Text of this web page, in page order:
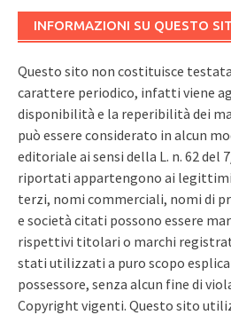
INFORMAZIONI SU QUESTO
Questo sito non costituisce
carattere periodico, infatti viene
disponibilità e la reperibilità dei
può essere considerato in alcun
editoriale ai sensi della L. n. 62 del
riportati appartengono ai
terzi, nomi commerciali, nomi di
e società citati possono essere
rispettivi titolari o marchi
stati utilizzati a puro scopo
possessore, senza alcun fine di
Copyright vigenti. Questo sito